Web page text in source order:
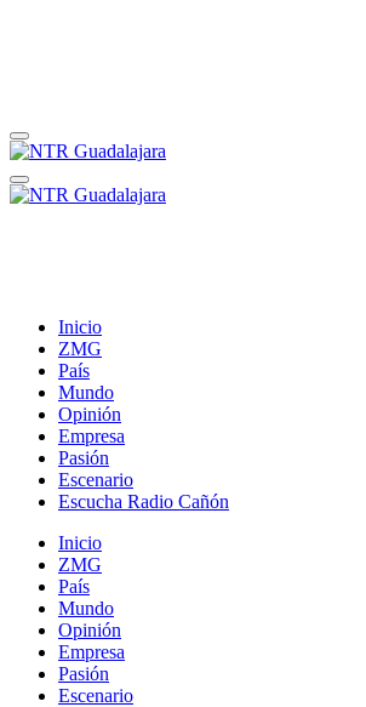
Inicio
ZMG
País
Mundo
Opinión
Empresa
Pasión
Escenario
Escucha Radio Cañón
Inicio
ZMG
País
Mundo
Opinión
Empresa
Pasión
Escenario